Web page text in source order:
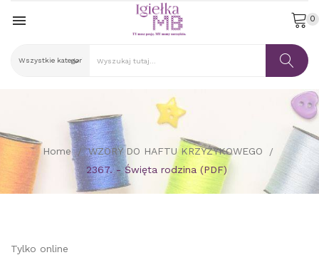
 0
Home
WZORY DO HAFTU KRZYŻYKOWEGO
2367. - Święta rodzina (PDF)
Tylko online